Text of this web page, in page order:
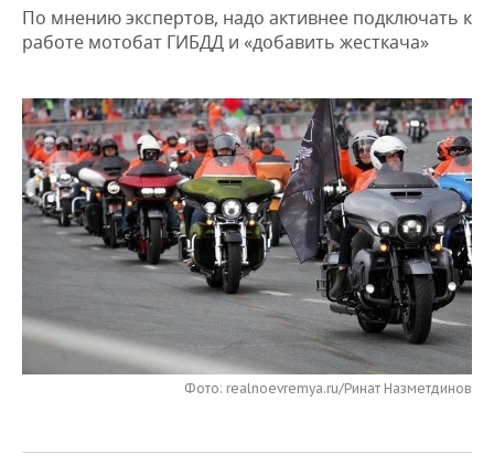
ДЕКЛАРАЦИИ О ДОХОДАХ
КОРОЛИ ГОСЗАКАЗА ПФО
ВУЗЫ ТАТАРСТАНА
КОМУ ПРИНАДЛЕЖАТ
ТОРГОВЫЕ ЦЕНТРЫ
ТАТАРСТАНА
НОВОСТИ ЭКОНОМИКИ
БАНКИ
БЮДЖЕТ
ИНВЕСТИЦИИ
ПРОМЫШЛЕННОСТЬ
АГРОПРОМ
МАШИНОСТРОЕНИЕ
НЕФТЕХИМИЯ
ОПК
ЭНЕРГЕТИКА
НЕДВИЖИМОСТЬ
НОВОСТИ НЕДВИЖИМОСТИ
АВТО
НОВОСТИ АВТО
БИЗНЕС
НОВОСТИ БИЗНЕСА
РОЗНИЧНАЯ ТОРГОВЛЯ
ТРАНСПОРТ
ТЕХНОЛОГИИ
НОВОСТИ ТЕХНОЛОГИЙ
IT
МЕРОПРИЯТИЯ
НОВОСТИ МЕРОПРИЯТИЙ
ВЫЕЗДНАЯ РЕДАКЦИЯ
СПОРТ
НОВОСТИ СПОРТА
ОБЩЕСТВО
По мнению экспертов, надо активнее подключать к
работе мотобат ГИБДД и «добавить жесткача»
Фото: realnoevremya.ru/Ринат Назметдинов